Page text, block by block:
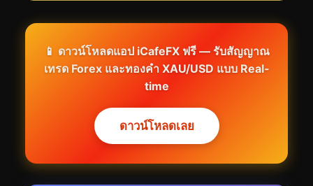
📱 ดาวน์โหลดแอป iCafeFX ฟรี — รับสัญญาณ
เทรด Forex และทองคำ XAU/USD แบบ Real-
time
ดาวน์โหลดเลย